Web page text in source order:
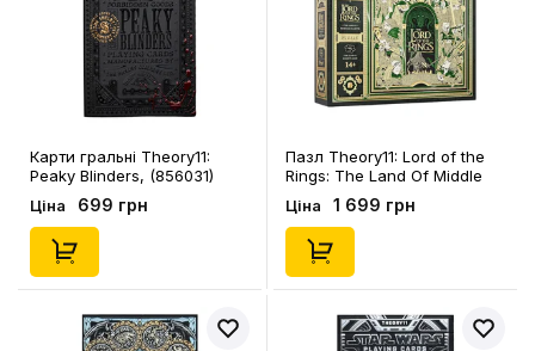
Карти гральні Theory11:
Peaky Blinders, (856031)
Ціна 699 грн
Пазл Theory11: Lord of the
Rings: The Land Of Middle
Earth, (111843)
Ціна 1 699 грн